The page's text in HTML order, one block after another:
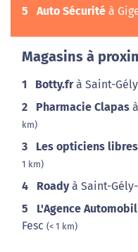
5 Auto Sécurité à
Magasins à
1 Botty.frà Saint-
2 Pharmacie Clapas
km)
3 Les opticiens libres
1 km)
4 Roadyà Saint-
5 L'Agence
Fesc (< 1 km)